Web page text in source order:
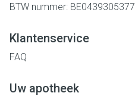
BTW nummer: BE0439305377
Klantenservice
FAQ
Uw apotheek